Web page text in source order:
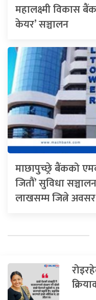
महालक्ष्मी विकास
केयर’ सञ्चालन
माछापुच्छ्रे बैंकको
जितौं’ सुविधा
लाखसम्म जित्ने अवसर